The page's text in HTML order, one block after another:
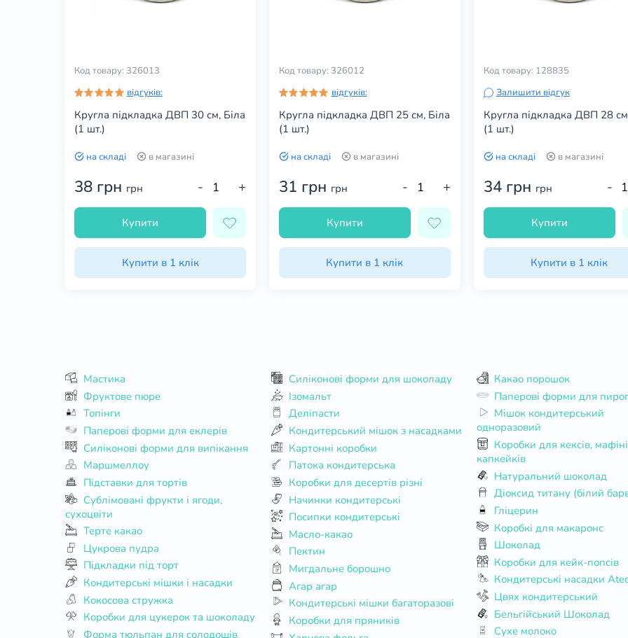
Код товару: 326013
відгуків:
Кругла підкладка ДВП 30 см, Біла
(1 шт.)
на складі в магазині
38 грн грн - +
Купити
Купити в 1 клік
Код товару: 326012
відгуків:
Кругла підкладка ДВП 25 см, Біла
(1 шт.)
на складі в магазині
31 грн грн - +
Купити
Купити в 1 клік
Код товару: 128835
Залишити відгук
Кругла підкладка ДВП 28
(1 шт.)
на складі в магазині
34 грн грн -
Купити
Купити в 1 клік
Мастика
Фруктове пюре
Топінги
Паперові форми для еклерів
Силіконові форми для випікання
Маршмеллоу
Підставки для тортів
сухоцвіти
Терте какао
Цукрова пудра
Підкладки під торт
Кондитерські мішки і насадки
Кокосова стружка
Коробки для цукерок та шоколаду
Форма тюльпан для солодощів
Силіконові форми для шоколаду
Ізомальт
Деліпасти
Кондитерський мішок з насадками
Картонні коробки
Патока кондитерська
Коробки для десертів різні
Начинки кондитерські
Посипки кондитерські
Масло-какао
Пектин
Мигдальне борошно
Агар агар
Кондитерські мішки багаторазові
Коробки для пряників
Какао порошок
Паперові форми для
одноразовий
капкейків
Натуральний шоколад
Діоксид титану (білий
Гліцерин
Коробкі для макаронс
Шоколад
Коробки для кейк-попсів
Кондитерські насадки
Цвях кондитерський
Бельгійський Шоколад
Сухе молоко